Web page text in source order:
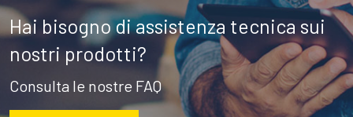
Hai bisogno di assistenza tecnica sui
nostri prodotti?
Consulta le nostre FAQ